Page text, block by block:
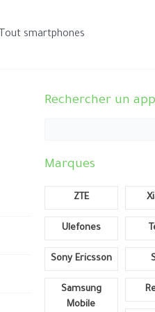
Tout smartphones
Rechercher un
Marques
ZTE
Ulefones
Sony Ericsson
Samsung
Mobile